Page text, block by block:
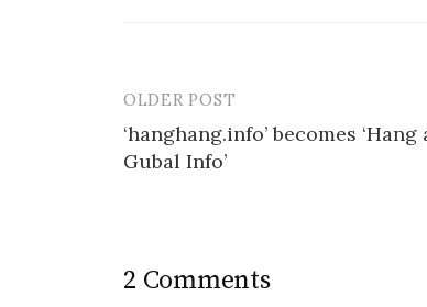
P
OLDER POST
‘hanghang.info’ becomes ‘Hang
Gubal Info’
2 Comments